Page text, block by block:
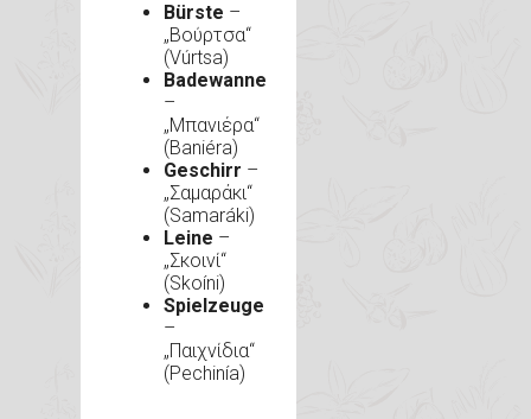
Bürste –
„Βούρτσα“
(Vúrtsa)
Badewanne
–
„Μπανιέρα“
(Baniéra)
Geschirr –
„Σαμαράκι“
(Samaráki)
Leine –
„Σκοινί“
(Skoíni)
Spielzeuge
–
„Παιχνίδια“
(Pechinía)